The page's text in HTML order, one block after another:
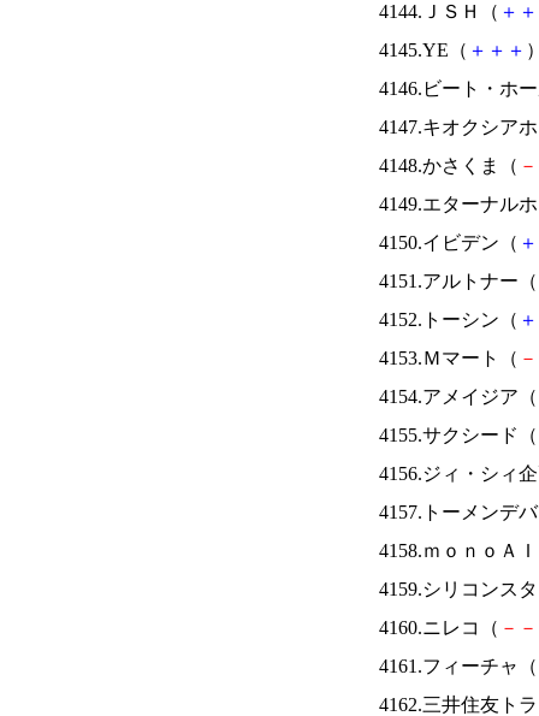
4144.ＪＳＨ（ ＋ ＋
4145.YE（ ＋ ＋ ＋
4146.ビート・ホ
4147.キオクシア
4148.かさくま（ －
4149.エターナル
4150.イビデン（ ＋
4151.アルトナー（
4152.トーシン（ ＋
4153.Ｍマート（ －
4154.アメイジア（
4155.サクシード（
4156.ジィ・シィ
4157.トーメンデ
4158.ｍｏｎｏＡ
4159.シリコンス
4160.ニレコ（ － －
4161.フィーチャ（
4162.三井住友ト